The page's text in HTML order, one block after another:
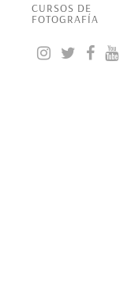
CURSOS DE
FOTOGRAFÍA